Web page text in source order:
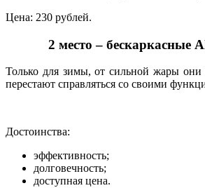
Цена: 230 рублей.
2 место – бескаркасные
Только для зимы, от сильной жары они
перестают справляться со своими
Достоинства:
эффективность;
долговечность;
доступная цена.